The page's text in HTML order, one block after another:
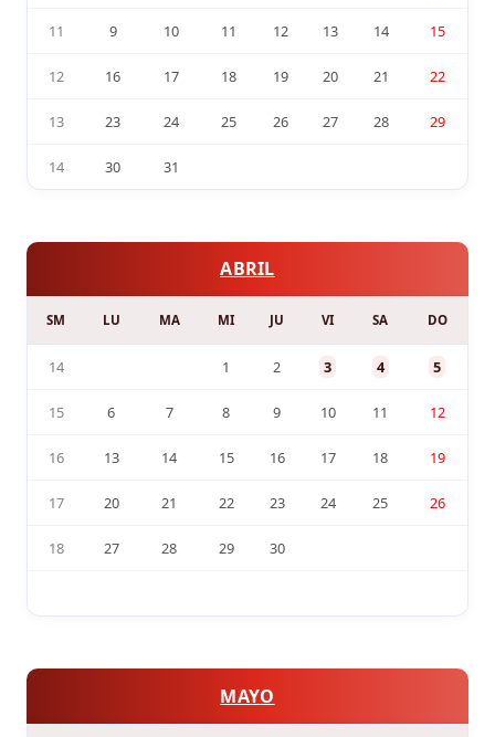
11 9 10 11 12 13 14 15
12 16 17 18 19 20 21 22
13 23 24 25 26 27 28 29
14 30 31
ABRIL
SM LU MA MI JU VI SA DO
14 1 2 3 4 5
15 6 7 8 9 10 11 12
16 13 14 15 16 17 18 19
17 20 21 22 23 24 25 26
18 27 28 29 30
MAYO